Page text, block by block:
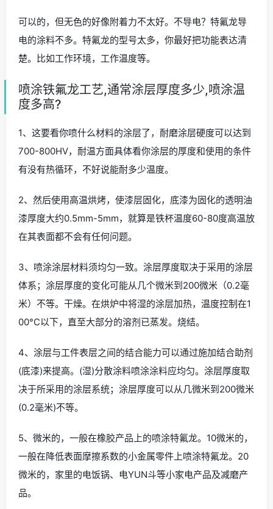
可以的，但无色的好像附着力不太好。不导电？特氟龙导
电的涂料不多。特氟龙的型号太多，你最好把功能表达清
楚。比如工作环境，工作温度等。
喷涂铁氟龙工艺,通常涂层厚度多少,喷涂温
度多高?
1、这要看你喷什么材料的涂层了，耐磨涂层硬度可以达到
700-800HV，耐温方面具体看你涂层的厚度和使用的条件
有没有热循环，不好说能耐多少温度。
2、然后使用高温烘烤，使漆层固化，底漆为固化的透明油
漆厚度大约0.5mm-5mm，就算是铁杯温度60-80度高温放
在其表面都不会有任何问题。
3、喷涂涂层材料须均匀一致。涂层厚度取决于采用的涂层
体系；涂层厚度的变化可能从几个微米到200微米（0.2毫
米）不等。干燥。在烘炉中将湿的涂层加热，温度控制在1
00°C以下，直至大部分的溶剂已蒸发。烧结。
4、涂层与工件表层之间的结合能力可以通过施加结合助剂
(底漆)来提高。(湿)分散涂料喷涂涂料应均匀。涂层厚度取
决于所采用的涂层系统；涂层厚度可以从几微米到200微米
(0.2毫米)不等。
5、微米的，一般在橡胶产品上的喷涂特氟龙。10微米的，
一般在降低表面摩擦系数的小金属零件上喷涂特氟龙。20
微米的，家里的电饭锅、电YUN斗等小家电产品及减磨产
品。